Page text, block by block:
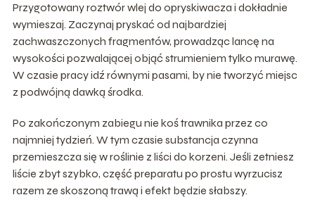
Przygotowany roztwór wlej do opryskiwacza i dokładnie
wymieszaj. Zaczynaj pryskać od najbardziej
zachwaszczonych fragmentów, prowadząc lancę na
wysokości pozwalającej objąć strumieniem tylko murawę.
W czasie pracy idź równymi pasami, by nie tworzyć miejsc
z podwójną dawką środka.
Po zakończonym zabiegu nie koś trawnika przez co
najmniej tydzień. W tym czasie substancja czynna
przemieszcza się w roślinie z liści do korzeni. Jeśli zetniesz
liście zbyt szybko, część preparatu po prostu wyrzucisz
razem ze skoszoną trawą i efekt będzie słabszy.